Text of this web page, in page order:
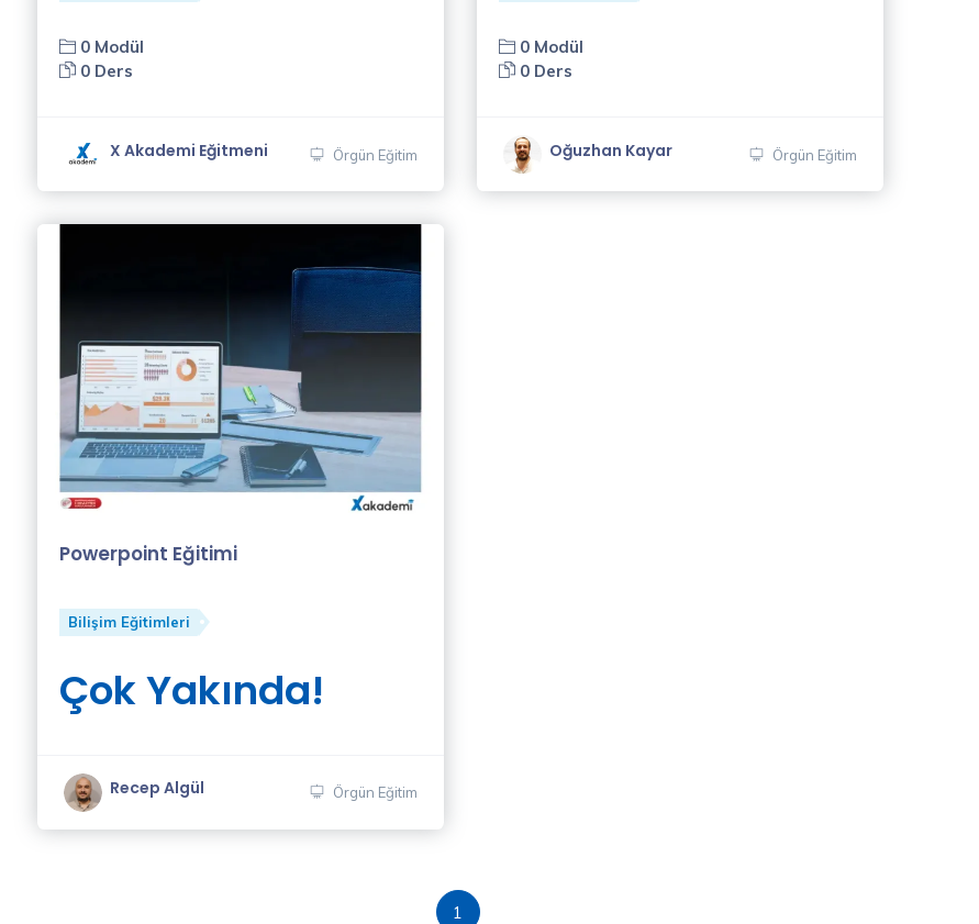
0 Modül
0 Ders
X Akademi Eğitmeni Örgün Eğitim
0 Modül
0 Ders
Oğuzhan Kayar Örgün Eğitim
Powerpoint Eğitimi
Bilişim Eğitimleri
Çok Yakında!
Recep Algül Örgün Eğitim
1